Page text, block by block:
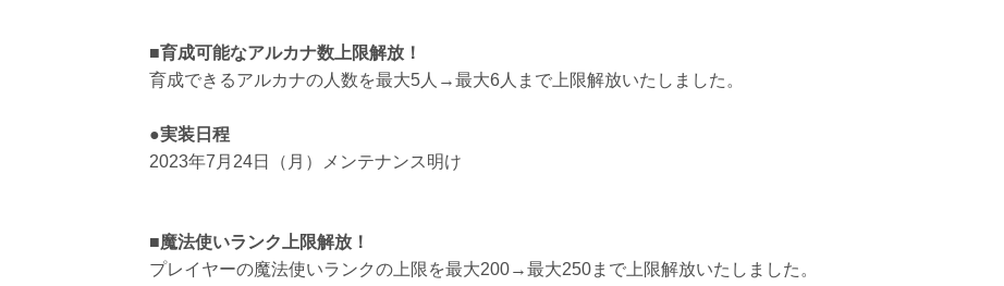
■育成可能なアルカナ数上限解放！
育成できるアルカナの人数を最大5人→最大6人まで上限解放いたしました。
●実装日程
2023年7月24日（月）メンテナンス明け
■魔法使いランク上限解放！
プレイヤーの魔法使いランクの上限を最大200→最大250まで上限解放いたしました。